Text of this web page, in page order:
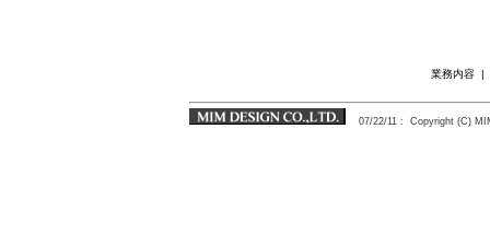
業務内容|
07/22/11 : Copyright (C)